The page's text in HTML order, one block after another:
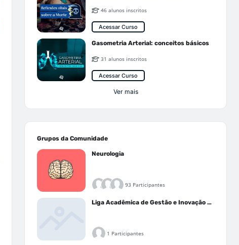
46 alunos inscritos
Acessar Curso
Gasometria Arterial: conceitos básicos
31 alunos inscritos
Acessar Curso
Ver mais
Grupos da Comunidade
Neurologia
93 Participantes
Liga Acadêmica de Gestão e Inovação Médica - LAGIM
1 Participantes